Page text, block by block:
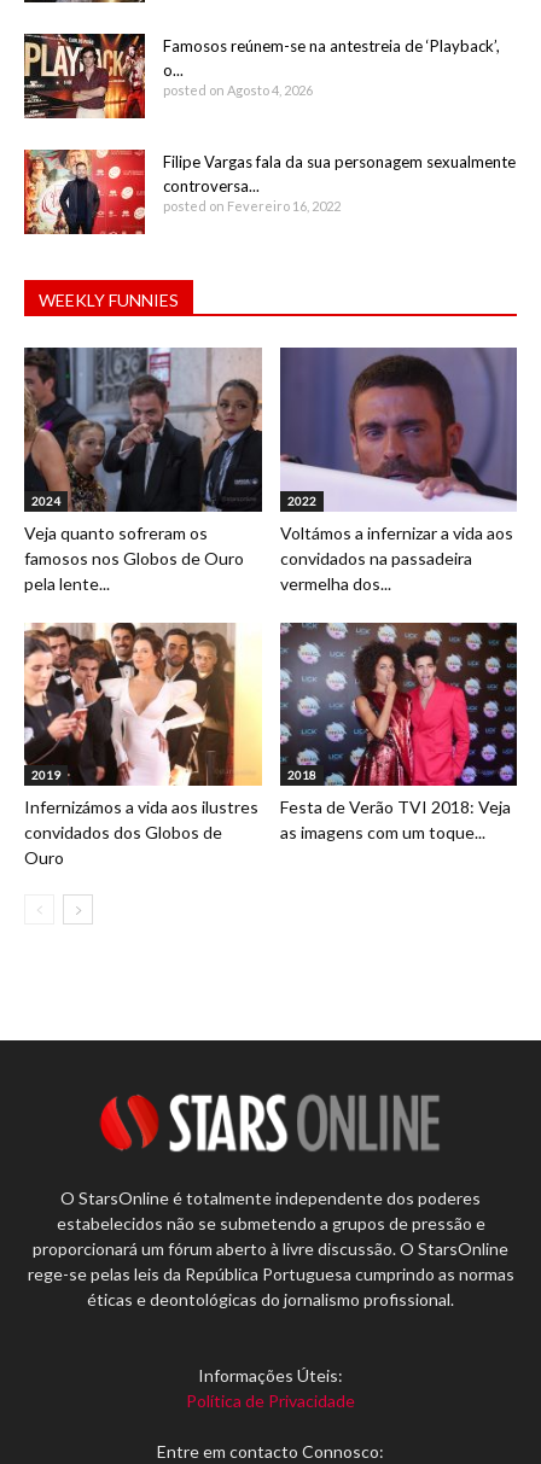
Famosos reúnem-se na antestreia de ‘Playback’,
o...
posted on Agosto 4, 2026
Filipe Vargas fala da sua personagem sexualmente
controversa...
posted on Fevereiro 16, 2022
WEEKLY FUNNIES
2024
Veja quanto sofreram os
famosos nos Globos de Ouro
pela lente...
2022
Voltámos a infernizar a vida aos
convidados na passadeira
vermelha dos...
2019
Infernizámos a vida aos ilustres
convidados dos Globos de
Ouro
2018
Festa de Verão TVI 2018: Veja
as imagens com um toque...
O StarsOnline é totalmente independente dos poderes
estabelecidos não se submetendo a grupos de pressão e
proporcionará um fórum aberto à livre discussão. O StarsOnline
rege-se pelas leis da República Portuguesa cumprindo as normas
éticas e deontológicas do jornalismo profissional.
Informações Úteis:
Política de Privacidade
Entre em contacto Connosco: